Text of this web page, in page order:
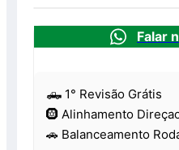
Falar
🛻 1° Revisão Grátis
🛞 Alinhamento
🚗 Balanceamento